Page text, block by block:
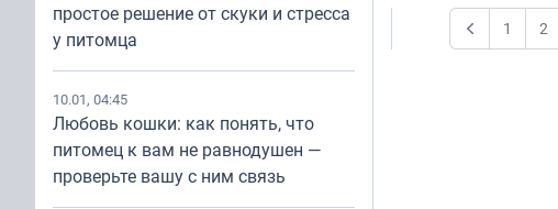
простое решение от скуки и стресса
у питомца
10.01, 04:45
Любовь кошки: как понять, что
питомец к вам не равнодушен —
проверьте вашу с ним связь
Previous1 2